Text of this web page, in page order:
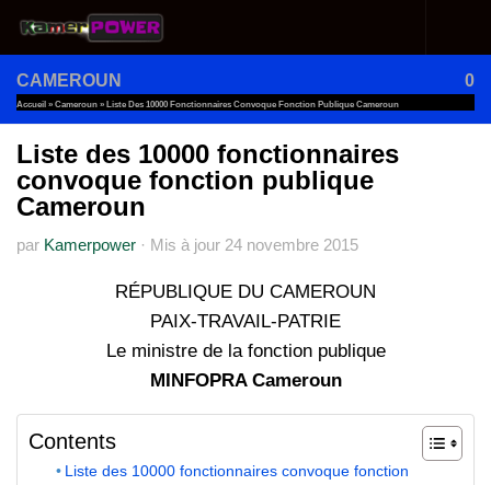
Au dessous du contenu
CAMEROUN 0
Accueil » Cameroun » Liste Des 10000 Fonctionnaires Convoque Fonction Publique Cameroun
Liste des 10000 fonctionnaires
convoque fonction publique
Cameroun
par Kamerpower · Mis à jour 24 novembre 2015
RÉPUBLIQUE DU CAMEROUN
PAIX-TRAVAIL-PATRIE
Le ministre de la fonction publique
MINFOPRA Cameroun
Contents
Liste des 10000 fonctionnaires convoque fonction